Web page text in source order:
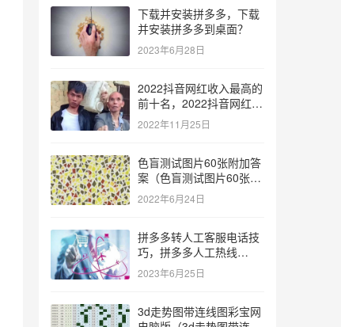
下载并安装拼多多，下载
并安装拼多多到桌面？
2023年6月28日
2022抖音网红收入最高的
前十名，2022抖音网红收
入最高的前十名有哪些？
2022年11月25日
色盲测试图片60张附加答
案（色盲测试图片60张复
杂）
2022年6月24日
拼多多转人工客服电话技
巧，拼多多人工热线
9541344？
2023年6月25日
3d走势图带连线图彩宝网